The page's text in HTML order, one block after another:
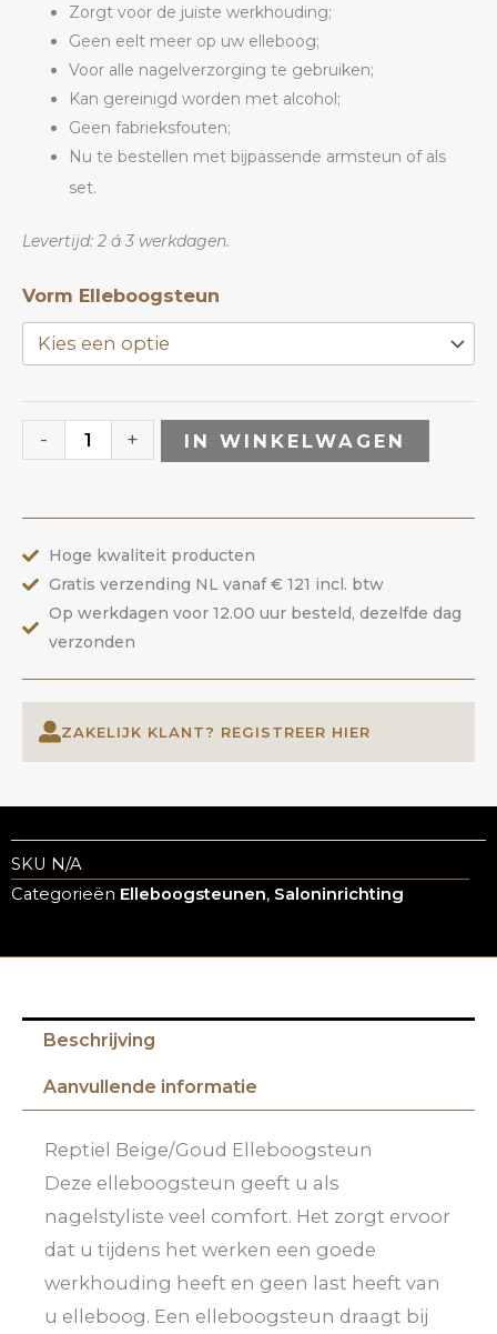
Zorgt voor de juiste werkhouding;
Geen eelt meer op uw elleboog;
Voor alle nagelverzorging te gebruiken;
Kan gereinigd worden met alcohol;
Geen fabrieksfouten;
Nu te bestellen met bijpassende armsteun of als
set.
Levertijd: 2 á 3 werkdagen.
Vorm Elleboogsteun
-
Reptiel
Beige/Goud
Elleboogsteun
ANOLE
aantal
+ IN WINKELWAGEN
Hoge kwaliteit producten
Gratis verzending NL vanaf € 121 incl. btw
Op werkdagen voor 12.00 uur besteld, dezelfde dag
verzonden
ZAKELIJK KLANT? REGISTREER HIER
SKU N/A
Categorieën Elleboogsteunen, Saloninrichting
Beschrijving
Aanvullende informatie
Reptiel Beige/Goud Elleboogsteun
Deze elleboogsteun geeft u als
nagelstyliste veel comfort. Het zorgt ervoor
dat u tijdens het werken een goede
werkhouding heeft en geen last heeft van
u elleboog. Een elleboogsteun draagt bij